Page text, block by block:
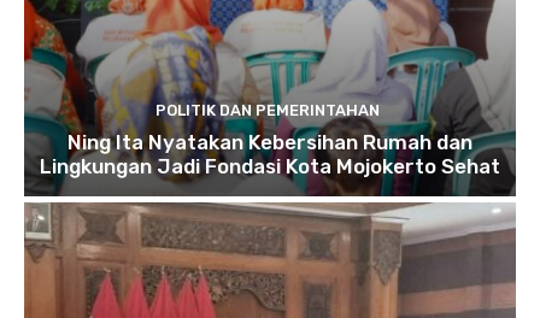
POLITIK DAN PEMERINTAHAN
Ning Ita Nyatakan Kebersihan Rumah dan
Lingkungan Jadi Fondasi Kota Mojokerto Sehat